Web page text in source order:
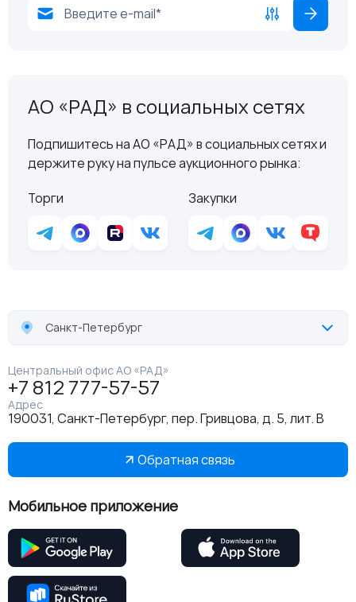
АО «РАД» в социальных сетях
Подпишитесь на АО «РАД» в социальных сетях и
держите руку на пульсе аукционного рынка:
Торги
Закупки
Санкт-Петербург
Центральный офис АО «РАД»
+7 812 777-57-57
Адрес
190031, Санкт-Петербург, пер. Гривцова, д. 5, лит. В
Обратная связь
Мобильное приложение